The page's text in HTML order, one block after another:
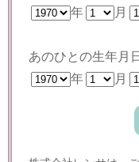
年
月
あのひとの生年月
年
月